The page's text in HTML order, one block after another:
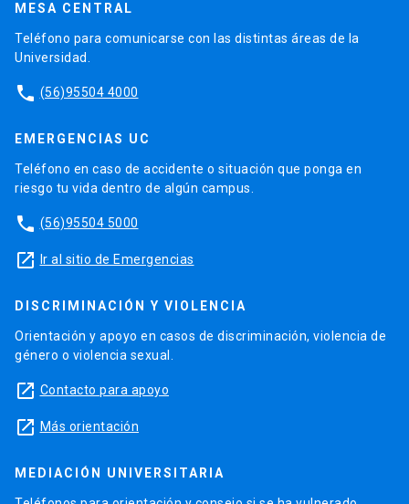
MESA CENTRAL
Teléfono para comunicarse con las distintas áreas de la
Universidad.
phone (56)95504 4000
EMERGENCIAS UC
Teléfono en caso de accidente o situación que ponga en
riesgo tu vida dentro de algún campus.
phone (56)95504 5000
launch Ir al sitio de Emergencias
DISCRIMINACIÓN Y VIOLENCIA
Orientación y apoyo en casos de discriminación, violencia de
género o violencia sexual.
launch Contacto para apoyo
launch Más orientación
MEDIACIÓN UNIVERSITARIA